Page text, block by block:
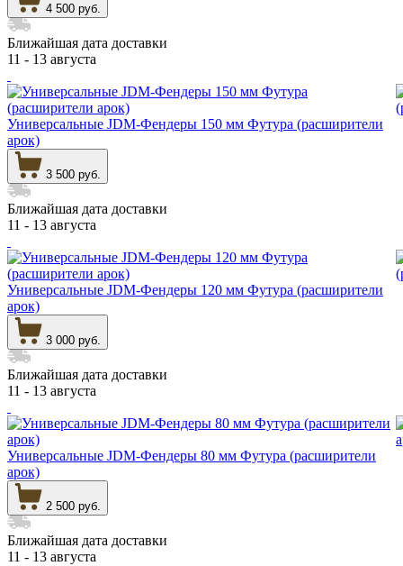
4 500 руб.
Ближайшая дата доставки
11 - 13 августа
Универсальные JDM-Фендеры 150 мм Футура (расширители
арок)
3 500 руб.
Ближайшая дата доставки
11 - 13 августа
Универсальные JDM-Фендеры 120 мм Футура (расширители
арок)
3 000 руб.
Ближайшая дата доставки
11 - 13 августа
Универсальные JDM-Фендеры 80 мм Футура (расширители
арок)
2 500 руб.
Ближайшая дата доставки
11 - 13 августа